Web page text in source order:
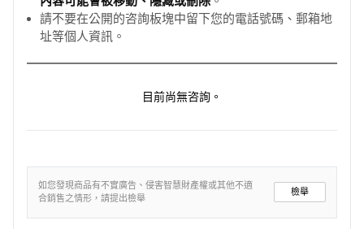
請不要在公開的咨詢板塊中留下您的電話號碼、郵箱地
址等個人資訊。
目前尚無咨詢。
如您發現商品有不實廣告、侵害智慧財產權或其他不適
合銷售之情形，請提出檢舉
檢舉